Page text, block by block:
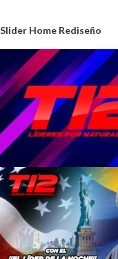
Slider Home Rediseño